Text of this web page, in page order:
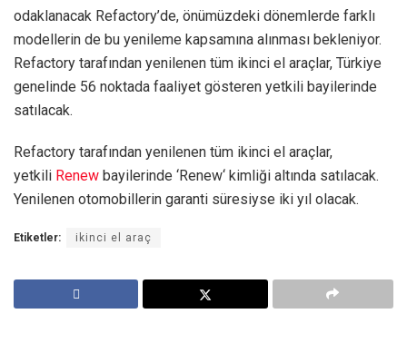
odaklanacak Refactory’de, önümüzdeki dönemlerde farklı
modellerin de bu yenileme kapsamına alınması bekleniyor.
Refactory tarafından yenilenen tüm ikinci el araçlar, Türkiye
genelinde 56 noktada faaliyet gösteren yetkili bayilerinde
satılacak.
Refactory tarafından yenilenen tüm ikinci el araçlar,
yetkili Renew bayilerinde ‘Renew‘ kimliği altında satılacak.
Yenilenen otomobillerin garanti süresiyse iki yıl olacak.
Etiketler: ikinci el araç